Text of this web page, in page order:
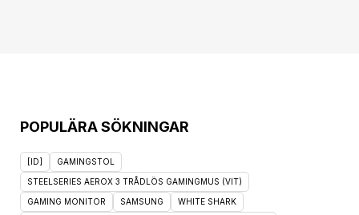
POPULÄRA SÖKNINGAR
[ID] GAMINGSTOL
STEELSERIES AEROX 3 TRÅDLÖS GAMINGMUS (VIT)
GAMING MONITOR SAMSUNG WHITE SHARK